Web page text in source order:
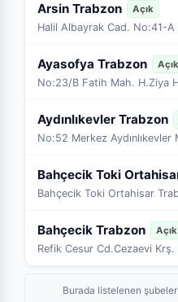
Arsin Trabzon Açık
Halil Albayrak Cad. No:41-
Ayasofya Trabzon Açık
No:23/B Fatih Mah. H.Ziya
Aydınlıkevler Trabzon
No:52 Merkez
Bahçecik Toki
Bahçecik Toki Ortahisar
Bahçecik Trabzon Açık
Refik Cesur Cd.Cezaevi
Burada listelenen